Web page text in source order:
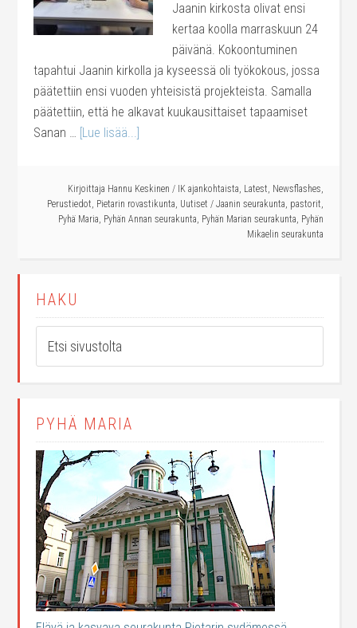
Jaanin kirkosta olivat ensi
kertaa koolla marraskuun 24
päivänä. Kokoontuminen
tapahtui Jaanin kirkolla ja kyseessä oli työkokous, jossa
päätettiin ensi vuoden yhteisistä projekteista. Samalla
päätettiin, että he alkavat kuukausittaiset tapaamiset
Sanan … [Lue lisää...]
Kirjoittaja Hannu Keskinen / IK ajankohtaista, Latest, Newsflashes,
Perustiedot, Pietarin rovastikunta, Uutiset / Jaanin seurakunta, pastorit,
Pyhä Maria, Pyhän Annan seurakunta, Pyhän Marian seurakunta, Pyhän
Mikaelin seurakunta
HAKU
PYHÄ MARIA